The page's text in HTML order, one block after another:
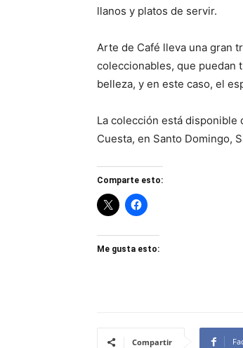
llanos y platos de servir.
Arte de Café lleva una gran
coleccionables, que puedan
belleza, y en este caso, el
La colección está disponible
Cuesta, en Santo Domingo,
Comparte esto:
Me gusta esto:
Compartir